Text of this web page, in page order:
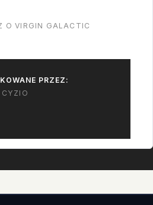
O VIRGIN GALACTIC
PRZEZ:
CYZIO